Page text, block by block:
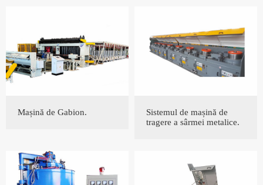
Mașină de Gabion.
Sistemul de mașină de
tragere a sârmei metalice.